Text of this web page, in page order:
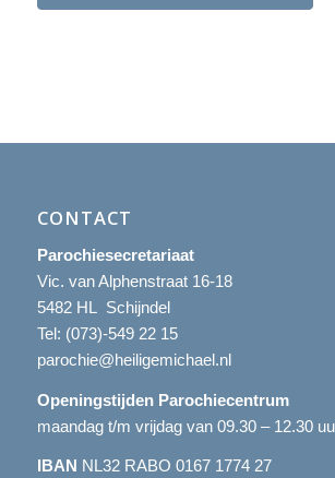
CONTACT
Parochiesecretariaat
Vic. van Alphenstraat 16-18
5482 HL Schijndel
Tel: (073)-549 22 15
parochie@heiligemichael.nl
Openingstijden Parochiecentrum
maandag t/m vrijdag van 09.30 – 12.30
IBAN NL32 RABO 0167 1774 27